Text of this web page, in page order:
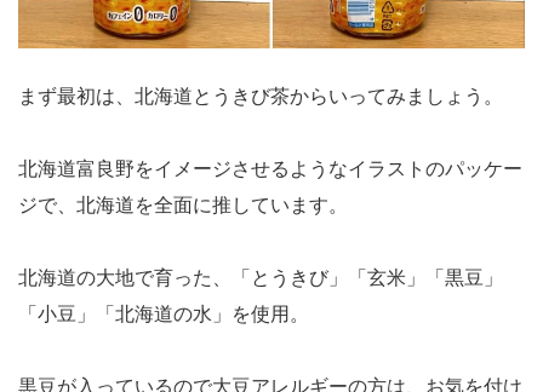
まず最初は、北海道とうきび茶からいってみましょう。
北海道富良野をイメージさせるようなイラストのパッケー
ジで、北海道を全面に推しています。
北海道の大地で育った、「とうきび」「玄米」「黒豆」
「小豆」「北海道の水」を使用。
黒豆が入っているので大豆アレルギーの方は、お気を付け